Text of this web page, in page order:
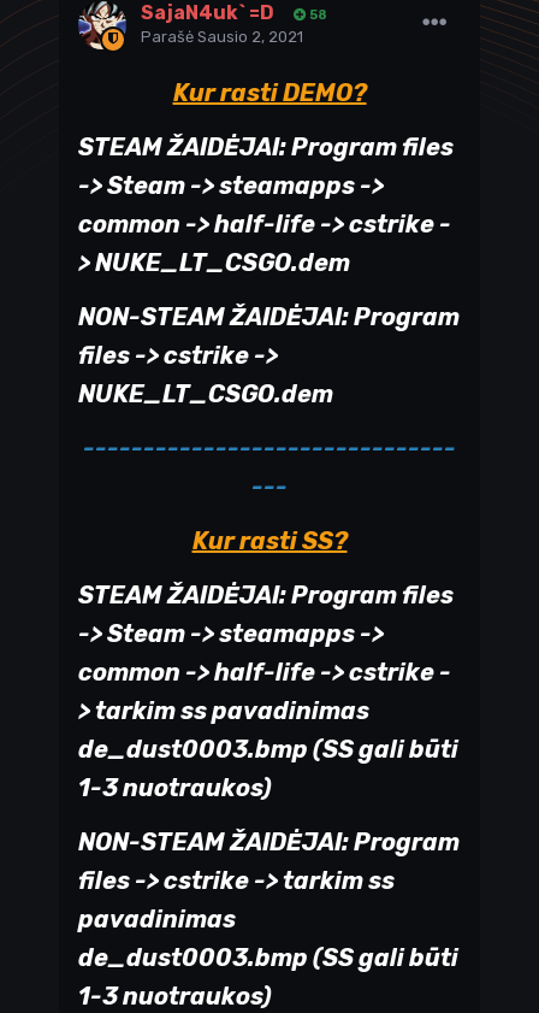
SajaN4uk` =D 58
Parašė Sausio 2, 2021
Kur rasti DEMO?
STEAM ŽAIDĖJAI: Program files
-> Steam -> steamapps ->
common -> half-life -> cstrike -
> NUKE_LT_CSGO.dem
NON-STEAM ŽAIDĖJAI: Program
files -> cstrike ->
NUKE_LT_CSGO.dem
-------------------------------
---
Kur rasti SS?
STEAM ŽAIDĖJAI: Program files
-> Steam -> steamapps ->
common -> half-life -> cstrike -
> tarkim ss pavadinimas
de_dust0003.bmp (SS gali būti
1-3 nuotraukos)
NON-STEAM ŽAIDĖJAI: Program
files -> cstrike -> tarkim ss
pavadinimas
de_dust0003.bmp (SS gali būti
1-3 nuotraukos)